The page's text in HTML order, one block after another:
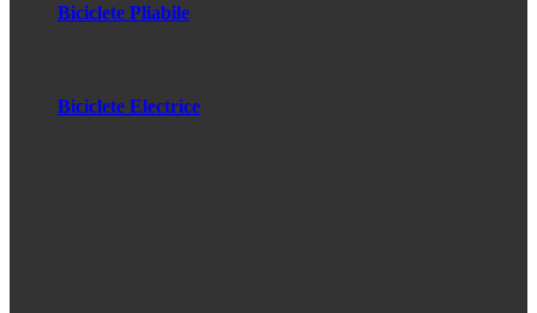
Biciclete Pliabile
Biciclete Electrice